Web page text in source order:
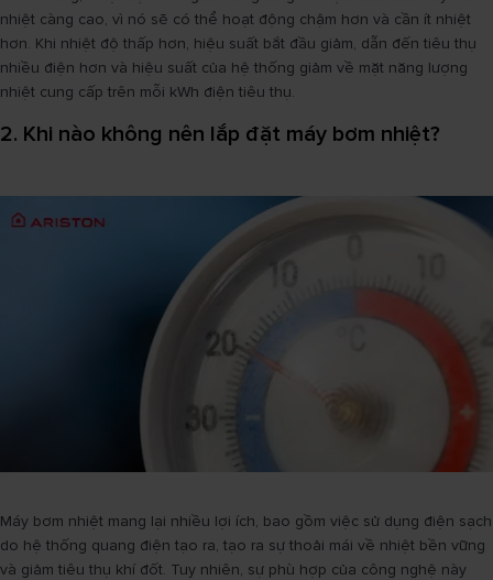
nhiệt càng cao, vì nó sẽ có thể hoạt động chậm hơn và cần ít nhiệt
hơn. Khi nhiệt độ thấp hơn, hiệu suất bắt đầu giảm, dẫn đến tiêu thụ
nhiều điện hơn và hiệu suất của hệ thống giảm về mặt năng lượng
nhiệt cung cấp trên mỗi kWh điện tiêu thụ.
2. Khi nào không nên lắp đặt máy bơm nhiệt?
Máy bơm nhiệt mang lại nhiều lợi ích, bao gồm việc sử dụng điện sạch
do hệ thống quang điện tạo ra, tạo ra sự thoải mái về nhiệt bền vững
và giảm tiêu thụ khí đốt. Tuy nhiên, sự phù hợp của công nghệ này